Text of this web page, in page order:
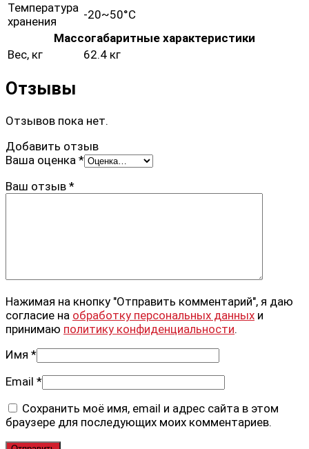
Температура
хранения
-20~50°C
Массогабаритные характеристики
Вес, кг
62.4 кг
Отзывы
Отзывов пока нет.
Добавить отзыв
Ваша оценка *
Ваш отзыв *
Нажимая на кнопку "Отправить комментарий", я даю
согласие на обработку персональных данных и
принимаю политику конфиденциальности.
Имя *
Email *
Сохранить моё имя, email и адрес сайта в этом
браузере для последующих моих комментариев.